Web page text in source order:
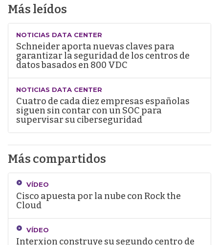
Más leídos
NOTICIAS DATA CENTER
Schneider aporta nuevas claves para
garantizar la seguridad de los centros de
datos basados en 800 VDC
NOTICIAS DATA CENTER
Cuatro de cada diez empresas españolas
siguen sin contar con un SOC para
supervisar su ciberseguridad
Más compartidos
VÍDEO
Cisco apuesta por la nube con Rock the
Cloud
VÍDEO
Interxion construye su segundo centro de